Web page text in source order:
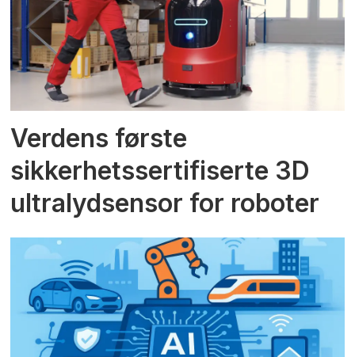
Verdens første
sikkerhetssertifiserte 3D
ultralydsensor for roboter